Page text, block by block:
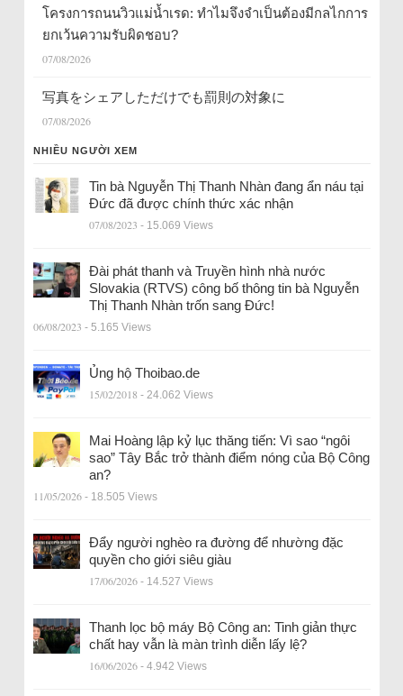
โครงการถนนวิวแม่น้ำเรด: ทำไมจึงจำเป็นต้องมีกลไกการ
ยกเว้นความรับผิดชอบ?
07/08/2026
写真をシェアしただけでも罰則の対象に
07/08/2026
NHIỀU NGƯỜI XEM
Tin bà Nguyễn Thị Thanh Nhàn đang ẩn náu tại
Đức đã được chính thức xác nhận
07/08/2023 - 15.069 Views
Đài phát thanh và Truyền hình nhà nước
Slovakia (RTVS) công bố thông tin bà Nguyễn
Thị Thanh Nhàn trốn sang Đức!
06/08/2023 - 5.165 Views
Ủng hộ Thoibao.de
15/02/2018 - 24.062 Views
Mai Hoàng lập kỷ lục thăng tiến: Vì sao “ngôi
sao” Tây Bắc trở thành điểm nóng của Bộ Công
an?
11/05/2026 - 18.505 Views
Đẩy người nghèo ra đường để nhường đặc
quyền cho giới siêu giàu
17/06/2026 - 14.527 Views
Thanh lọc bộ máy Bộ Công an: Tinh giản thực
chất hay vẫn là màn trình diễn lấy lệ?
16/06/2026 - 4.942 Views